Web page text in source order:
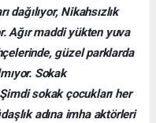
dağılıyor, Nikahsızlık
Ağır maddi yükten yuva
güzel parklarda
Sokak
sokak çocukları her
adına imha aktörleri